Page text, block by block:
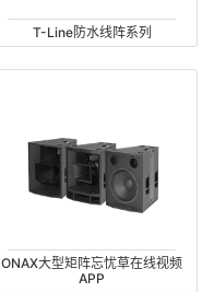
T-Line防水线阵系列
ONAX大型矩阵忘忧草在线视频
APP